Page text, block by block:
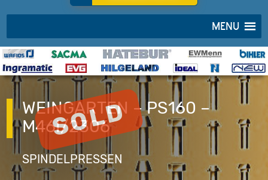
MENU
WEINGARTEN – PS160 –
M46I/2306
SPINDELPRESSEN